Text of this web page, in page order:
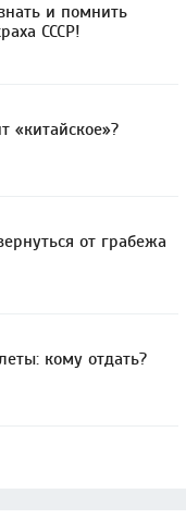
и помнить
СССР!
«китайское»?
от грабежа
кому отдать?